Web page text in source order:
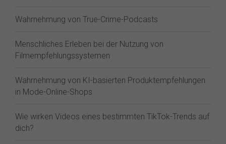
Wahrnehmung von True-Crime-Podcasts
Menschliches Erleben bei der Nutzung von
Filmempfehlungssystemen
Wahrnehmung von KI-basierten Produktempfehlungen
in Mode-Online-Shops
Wie wirken Videos eines bestimmten TikTok-Trends auf
dich?